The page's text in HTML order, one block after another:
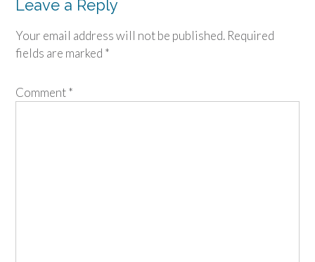
Leave a Reply
Your email address will not be published. Required
fields are marked *
Comment*